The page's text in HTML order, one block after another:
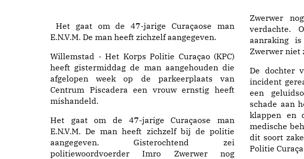
Het gaat om de 47-jarige Curaçaose man
E.N.V.M. De man heeft zichzelf aangegeven.
Willemstad - Het Korps Politie Curaçao (KPC)
heeft gistermiddag de man aangehouden die
afgelopen week op de parkeerplaats van
Centrum Piscadera een vrouw ernstig heeft
mishandeld.
Het gaat om de 47-jarige Curaçaose man
E.N.V.M. De man heeft zichzelf bij de politie
aangegeven. Gisterochtend zei
politiewoordvoerder Imro Zwerwer nog
Zwerwer
verdachte.
aanraking
Zwerwer niet
De dochter
incident
een
schade aan
klappen en
medische
dit soort
Politie